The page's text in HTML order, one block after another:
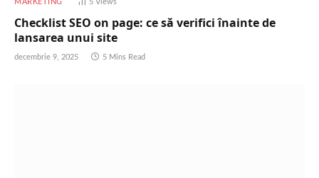
MARKETING 5 Views
Checklist SEO on page: ce să verifici înainte de
lansarea unui site
decembrie 9, 2025 5 Mins Read